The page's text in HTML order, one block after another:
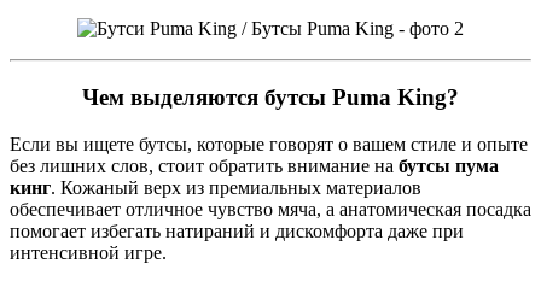
Чем выделяются бутсы Puma King?
Если вы ищете бутсы, которые говорят о вашем стиле и опыте
без лишних слов, стоит обратить внимание на бутсы пума
кинг. Кожаный верх из премиальных материалов
обеспечивает отличное чувство мяча, а анатомическая посадка
помогает избегать натираний и дискомфорта даже при
интенсивной игре.